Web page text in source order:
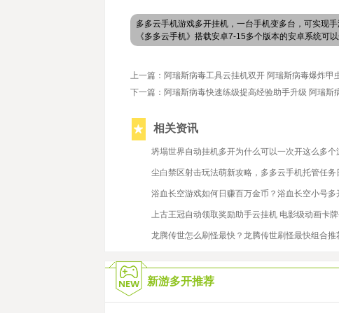
多多云手机游戏多开挂机，一台手机变多台，可实现
《多多云手机》搭载安卓7-15多个版本的安卓系统可
上一篇：阿瑞斯病毒工具云挂机双开 阿瑞斯病毒爆炸甲
下一篇：阿瑞斯病毒快速练级提高经验助手升级 阿瑞斯
相关资讯
坍塌世界自动挂机多开为什么可以一次开这么多个
尘白禁区射击玩法萌新攻略，多多云手机托管任务
浴血长空游戏如何日赚百万金币？浴血长空小号多
上古王冠自动领取奖励助手云挂机 电影级动画卡牌
龙腾传世怎么刷怪最快？龙腾传世刷怪最快组合推
新游多开推荐